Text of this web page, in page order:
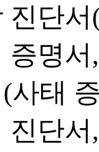
진단
증명
사태
진단